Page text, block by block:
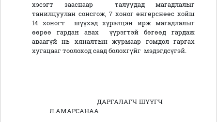
хэсэгт зааснаар талуудад магадлалыг
танилцуулан сонсгож, 7 хоног өнгөрснөөс хойш
14 хоногт шүүхэд хүрэлцэн ирж магадлалыг
өөрөө гардан авах үүрэгтэй бөгөөд гардаж
аваагүй нь хяналтын журмаар гомдол гаргах
хугацааг тоолоход саад болохгүйг мэдэгдсүгэй.
ДАРГАЛАГЧ ШҮҮГЧ
Л.АМАРСАНАА